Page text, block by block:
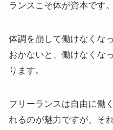
ランスこそ体が資本です。
体調を崩して働けなくな
おかないと、働けなくな
ります。
フリーランスは自由に働
れるのが魅力ですが、そ